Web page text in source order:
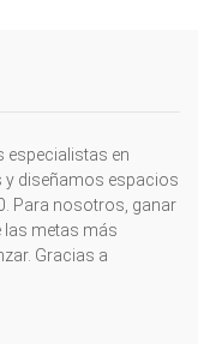
especialistas en
y diseñamos espacios
Para nosotros, ganar
las metas más
Gracias a